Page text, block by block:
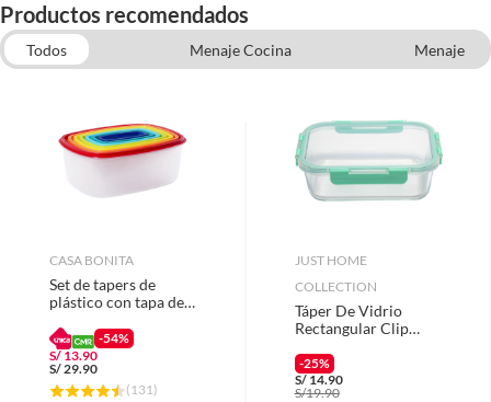
Productos recomendados
Todos Menaje Cocina
Menaje
CASA BONITA
Set de tapers de
plástico con tapa de
-54%
S/ 13.90
S/29.90
( 131)
JUST HOME
COLLECTION
Táper De Vidrio
Rectangular Clip
-25%
S/ 14.90
S/19.90